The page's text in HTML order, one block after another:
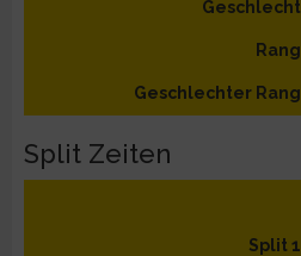
Geschlecht
Rang
Geschlechter Rang
Split Zeiten
Split 1